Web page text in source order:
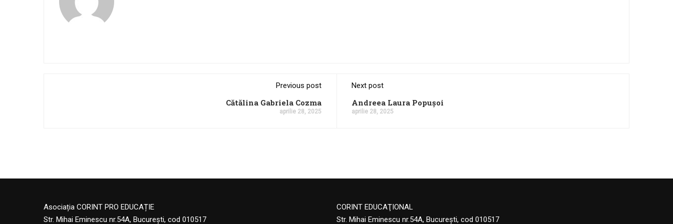
Previous post
Cătălina Gabriela Cozma
aprilie 28, 2025
Next post
Andreea Laura Popușoi
aprilie 28, 2025
Asociația CORINT PRO EDUCAȚIE
Str. Mihai Eminescu nr.54A, București, cod 010517
CORINT EDUCAŢIONAL
Str. Mihai Eminescu nr.54A, Bucureşti, cod 010517